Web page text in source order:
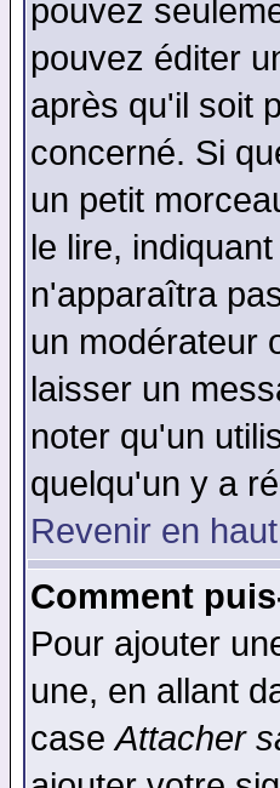
pouvez
pouvez éditer
après qu'il soit
concerné. Si
un petit
le lire,
n'apparaîtra
un modérateur
laisser un
noter qu'un
quelqu'un y a
Revenir en haut
Comment
Pour ajouter
une, en allant
caseAttacher